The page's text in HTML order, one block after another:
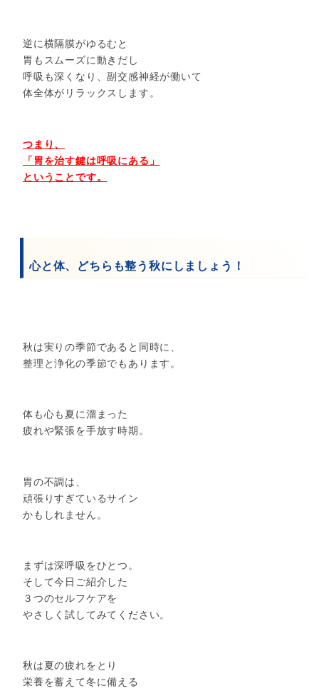
逆に横隔膜がゆるむと
胃もスムーズに動きだし
呼吸も深くなり、副交感神経が働いて
体全体がリラックスします。
つまり、
「胃を治す鍵は呼吸にある」
ということです。
心と体、どちらも整う秋にしましょう！
秋は実りの季節であると同時に、
整理と浄化の季節でもあります。
体も心も夏に溜まった
疲れや緊張を手放す時期。
胃の不調は、
頑張りすぎているサイン
かもしれません。
まずは深呼吸をひとつ。
そして今日ご紹介した
３つのセルフケアを
やさしく試してみてください。
秋は夏の疲れをとり
栄養を蓄えて冬に備える